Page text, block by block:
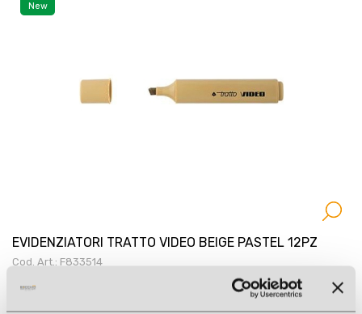
New
EVIDENZIATORI TRATTO VIDEO BEIGE PASTEL 12PZ
Cod. Art.: F833514